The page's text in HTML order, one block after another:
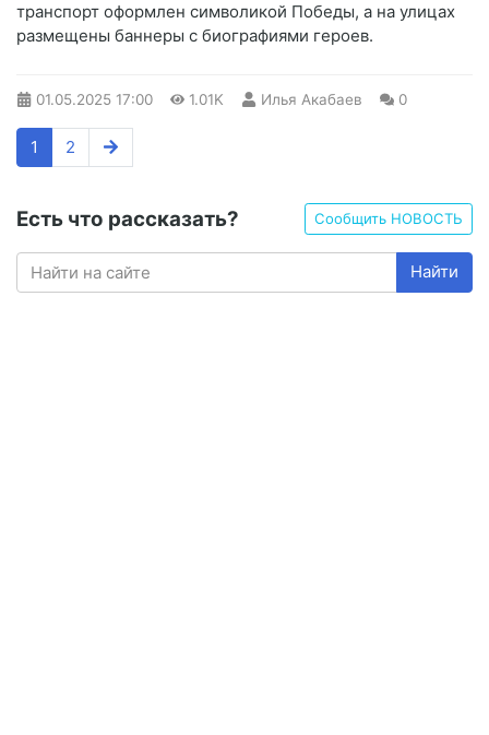
транспорт оформлен символикой Победы, а на улицах
размещены баннеры с биографиями героев.
01.05.2025 17:00 1.01K Илья Акабаев 0
1 2
Есть что рассказать? Сообщить НОВОСТЬ
Найти